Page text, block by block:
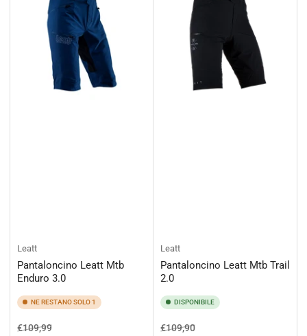
Leatt
Pantaloncino Leatt Mtb
Enduro 3.0
NE RESTANO SOLO 1
Prezzo
€109,99Prezzo
Leatt
Pantaloncino Leatt Mtb Trail
2.0
DISPONIBILE
Prezzo
€109,90Prezzo